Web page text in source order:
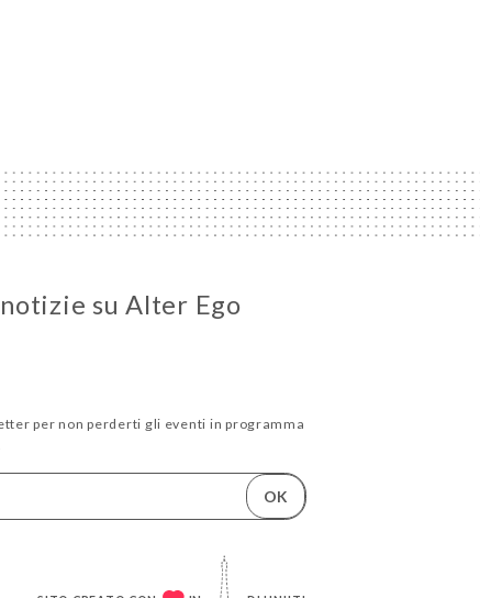
su Alter Ego
per non perderti gli eventi in programma
OK